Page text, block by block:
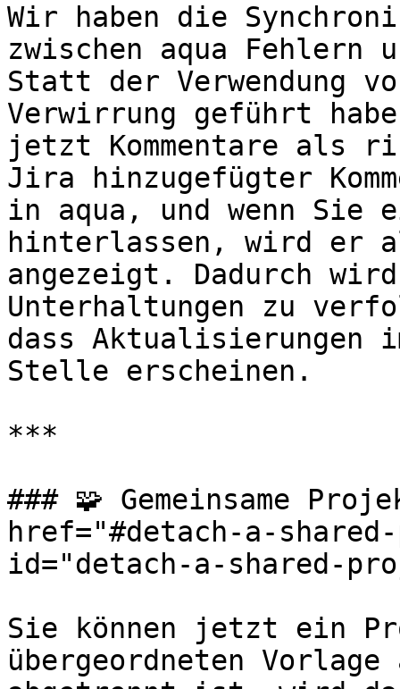
Wir haben die
zwischen aqua Fehlern
Statt der Verwendung
Verwirrung geführt
jetzt Kommentare als
Jira hinzugefügter
in aqua, und wenn Sie
hinterlassen, wird er
angezeigt. Dadurch
Unterhaltungen zu
dass Aktualisierungen
Stelle erscheinen.
***
### 🧩 Gemeinsame
href="#detach-a-
id="detach-a-shared-
Sie können jetzt ein
übergeordneten